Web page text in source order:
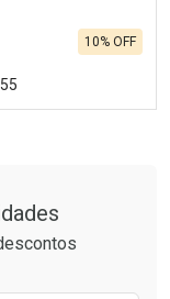
454,71/cada10% OFF